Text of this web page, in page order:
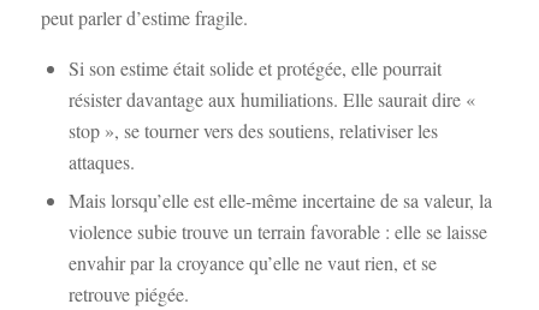
peut parler d’estime fragile.
Si son estime était solide et protégée, elle pourrait
résister davantage aux humiliations. Elle saurait dire «
stop », se tourner vers des soutiens, relativiser les
attaques.
Mais lorsqu’elle est elle-même incertaine de sa valeur, la
violence subie trouve un terrain favorable : elle se laisse
envahir par la croyance qu’elle ne vaut rien, et se
retrouve piégée.